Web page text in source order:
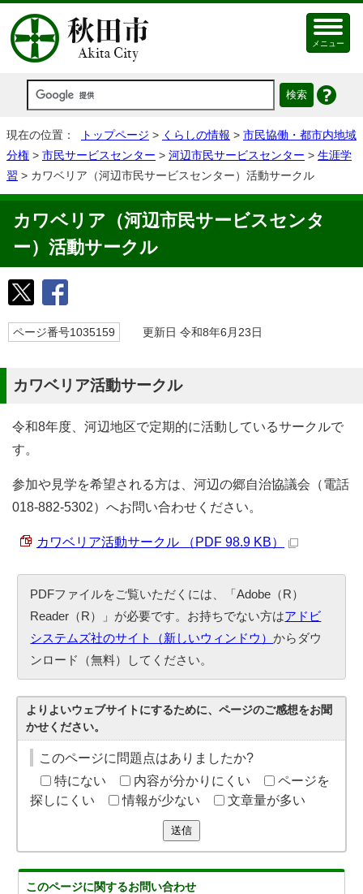
メニュー
現在の位置： トップページ > くらしの情報 > 市民協働・都市内地域
分権 > 市民サービスセンター > 河辺市民サービスセンター > 生涯学
習 > カワベリア（河辺市民サービスセンター）活動サークル
カワベリア（河辺市民サービスセンタ
ー）活動サークル
ページ番号1035159 更新日 令和8年6月23日
カワベリア活動サークル
令和8年度、河辺地区で定期的に活動しているサークルで
す。
参加や見学を希望される方は、河辺の郷自治協議会（電話
018-882-5302）へお問い合わせください。
カワベリア活動サークル （PDF 98.9 KB）
PDFファイルをご覧いただくには、「Adobe（R）
Reader（R）」が必要です。お持ちでない方はアドビ
システムズ社のサイト（新しいウィンドウ）からダウ
ンロード（無料）してください。
よりよいウェブサイトにするために、ページのご感想をお聞
かせください。
このページに問題点はありましたか?
特にない
内容が分かりにくい
ページを
探しにくい
情報が少ない 文章量が多い
送信
このページに関するお問い合わせ